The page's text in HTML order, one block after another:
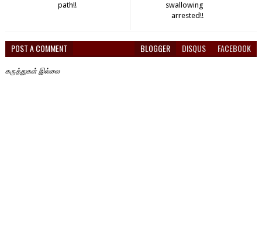
swallowing
arrested!!
path!!
POST A COMMENT BLOGGER DISQUS FACEBOOK
கருத்துகள் இல்லை